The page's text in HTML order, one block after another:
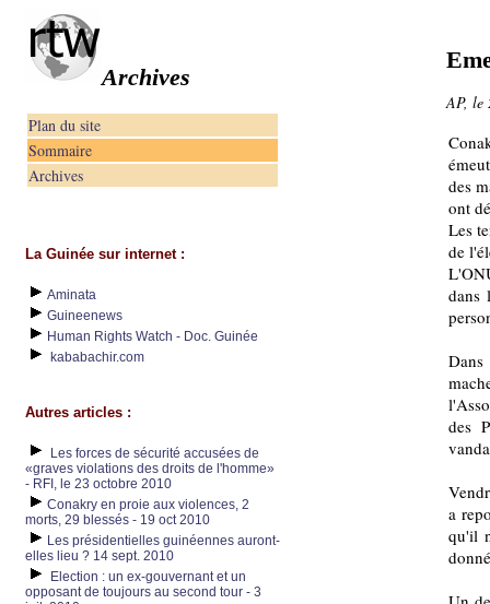
Archives
Plan du site
Sommaire
Archives
La Guinée sur internet :
Aminata
Guineenews
Human Rights Watch - Doc. Guinée
kababachir.com
Autres articles :
Les forces de sécurité accusées de
«graves violations des droits de l'homme»
- RFI, le 23 octobre 2010
Conakry en proie aux violences, 2
morts, 29 blessés - 19 oct 2010
Les présidentielles guinéennes auront-
elles lieu ? 14 sept. 2010
Election : un ex-gouvernant et un
opposant de toujours au second tour - 3
AP, le
des
ont
Les
de
dans
des
a
qu'il